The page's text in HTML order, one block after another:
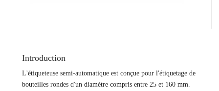
Introduction
L'étiqueteuse semi-automatique est conçue pour l'étiquetage de
bouteilles rondes d'un diamètre compris entre 25 et 160 mm.